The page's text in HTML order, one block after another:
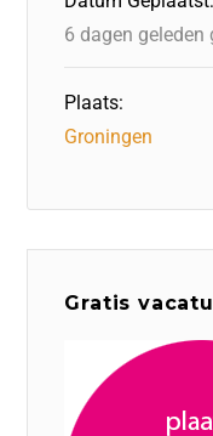
k
6 dagen geleden
Plaats:
Groningen
Gratis